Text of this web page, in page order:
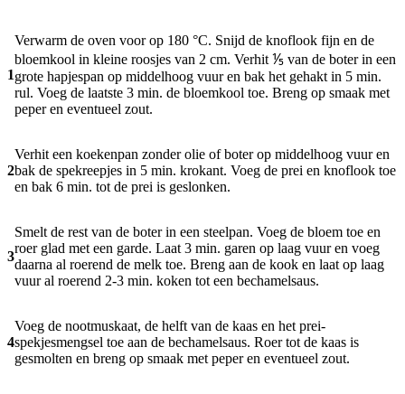
1
Verwarm de oven voor op 180 °C. Snijd de knoflook fijn en de
bloemkool in kleine roosjes van 2 cm. Verhit ⅕ van de boter in een
grote hapjespan op middelhoog vuur en bak het gehakt in 5 min.
rul. Voeg de laatste 3 min. de bloemkool toe. Breng op smaak met
peper en eventueel zout.
2
Verhit een koekenpan zonder olie of boter op middelhoog vuur en
bak de spekreepjes in 5 min. krokant. Voeg de prei en knoflook toe
en bak 6 min. tot de prei is geslonken.
3
Smelt de rest van de boter in een steelpan. Voeg de bloem toe en
roer glad met een garde. Laat 3 min. garen op laag vuur en voeg
daarna al roerend de melk toe. Breng aan de kook en laat op laag
vuur al roerend 2-3 min. koken tot een bechamelsaus.
4
Voeg de nootmuskaat, de helft van de kaas en het prei-
spekjesmengsel toe aan de bechamelsaus. Roer tot de kaas is
gesmolten en breng op smaak met peper en eventueel zout.